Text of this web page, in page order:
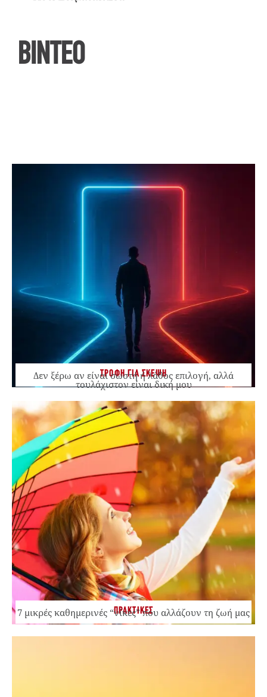
ΒΙΝΤΕΟ
ΤΡΟΦΗ ΓΙΑ ΣΚΕΨΗ
Δεν ξέρω αν είναι σωστή ή λάθος επιλογή, αλλά
τουλάχιστον είναι δική μου
ΠΡΑΚΤΙΚΕΣ
7 μικρές καθημερινές “νίκες” που αλλάζουν τη ζωή μας